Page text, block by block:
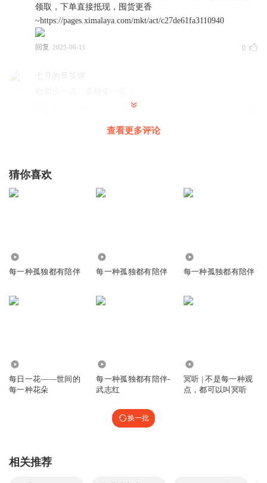
领取，下单直接抵现，囤货更香
~https://pages.ximalaya.com/mkt/act/c27de61fa3110940
回复 2025-06-11 0
七月的早茶饼
景。我听的是美文不是音乐，要听音乐直接找音乐软件比你
这过瘾。不要画蛇添足了。
一起侃大山，签个到2023.09.03日在读
回复 2024-09-05 0
查看更多评论
猜你喜欢
每一种孤独都有陪伴 每一种孤独都有陪伴 每一种孤独都有陪伴
每日一花——世间的
每一种花朵
每一种孤独都有陪伴-
武志红
冥听 | 不是每一种观
点，都可以叫冥听
换一批
相关推荐